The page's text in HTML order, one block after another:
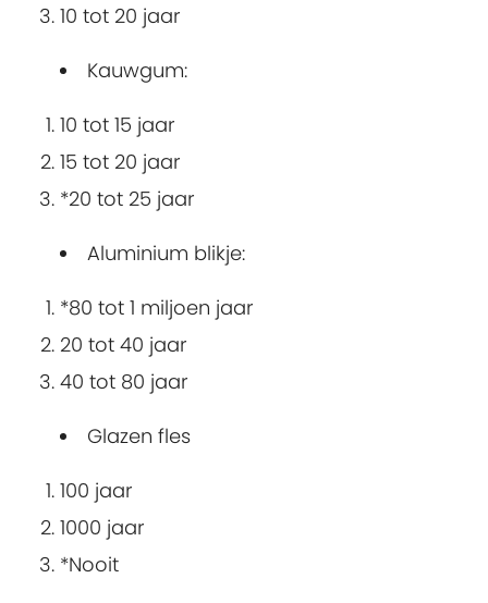
10 tot 20 jaar
Kauwgum:
10 tot 15 jaar
15 tot 20 jaar
*20 tot 25 jaar
Aluminium blikje:
*80 tot 1 miljoen jaar
20 tot 40 jaar
40 tot 80 jaar
Glazen fles
100 jaar
1000 jaar
*Nooit